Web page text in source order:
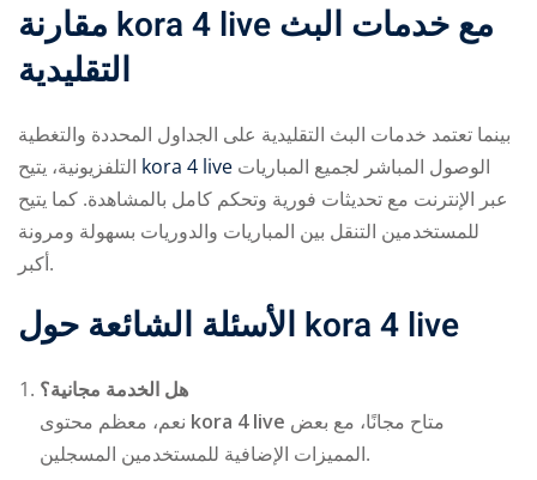
kora 4 live
التقليدية
بينما تعتمد خدمات البث التقليدية على الجداول المحددة والتغطية
kora 4 live
عبر الإنترنت مع تحديثات فورية وتحكم كامل بالمشاهدة. كما يتيح
للمستخدمين التنقل بين المباريات والدوريات بسهولة ومرونة
أكبر.
kora 4 live
هل الخدمة مجانية؟
kora 4 live
المميزات الإضافية للمستخدمين المسجلين.